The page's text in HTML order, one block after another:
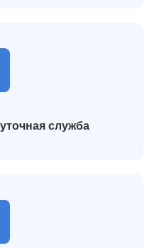
служба